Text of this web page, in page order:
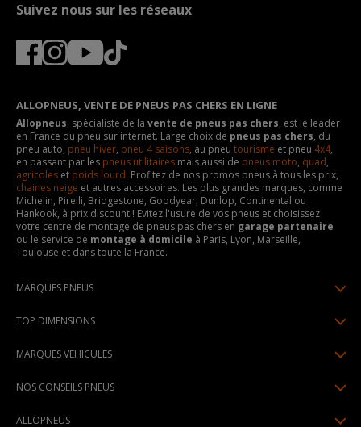
Suivez nous sur les réseaux
ALLOPNEUS, VENTE DE PNEUS PAS CHERS EN LIGNE
Allopneus, spécialiste de la vente de pneus pas chers, est le leader
en France du pneu sur internet. Large choix de pneus pas chers, du
pneu auto, pneu hiver, pneu 4 saisons, au pneu tourisme et pneu 4x4,
en passant par les pneus utilitaires mais aussi de pneus moto, quad,
agricoles et poids lourd. Profitez de nos promos pneus à tous les prix,
chaines neige et autres accessoires. Les plus grandes marques, comme
Michelin, Pirelli, Bridgestone, Goodyear, Dunlop, Continental ou
Hankook, à prix discount ! Evitez l'usure de vos pneus et choisissez
votre centre de montage de pneus pas chers en garage partenaire
ou le service de montage à domicile à Paris, Lyon, Marseille,
Toulouse et dans toute la France.
MARQUES PNEUS
Pneus Continental
TOP DIMENSIONS
195/65R15
MARQUES VEHICULES
Peugeot
NOS CONSEILS PNEUS
ALLOPNEUS